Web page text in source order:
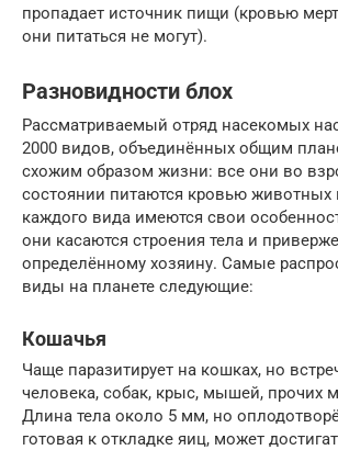
пропадает источник пищи (кровью
они питаться не могут).
Разновидности блох
Рассматриваемый отряд насекомых
2000 видов, объединённых общим
схожим образом жизни: все они во
состоянии питаются кровью
каждого вида имеются свои
они касаются строения тела и
определённому хозяину. Самые
виды на планете следующие:
Кошачья
Чаще паразитирует на кошках, но
человека, собак, крыс, мышей, прочих
Длина тела около 5 мм, но
готовая к откладке яиц, может